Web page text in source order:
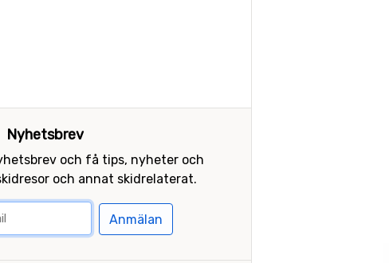
Nyhetsbrev
och få tips, nyheter och
och annat skidrelaterat.
Anmälan